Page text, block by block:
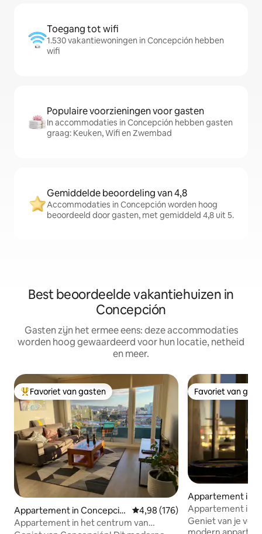
Toegang tot wifi
1.530 vakantiewoningen in Concepción hebben
wifi
Populaire voorzieningen voor gasten
In accommodaties in Concepción hebben gasten
graag: Keuken, Wifi en Zwembad
Gemiddelde beoordeling van 4,8
Accommodaties in Concepción worden hoog
beoordeeld door gasten, met gemiddeld 4,8 uit 5.
Best beoordeelde vakantiehuizen in
Concepción
Gasten zijn het ermee eens: deze accommodaties
worden hoog gewaardeerd voor hun locatie, netheid
en meer.
Topfavoriet van gasten
Favoriet van gasten
Appartement in Concepció
n
Gemiddelde beoordeling van
4,98 (176)
Appartement in het centrum van
Favoriet van
Favoriet van
Appartement in
Appartement in
Concepción
Geniet van je